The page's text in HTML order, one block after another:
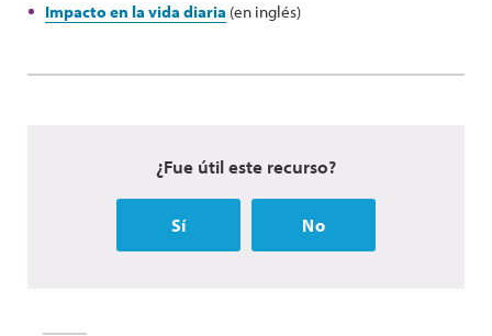
Impacto en la vida diaria (en inglés)
¿Fue útil este recurso?
Sí No